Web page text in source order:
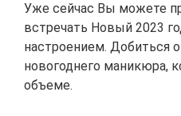
Уже сейчас Вы можете
встречать Новый 2023
настроением. Добиться
новогоднего маникюра,
объеме.